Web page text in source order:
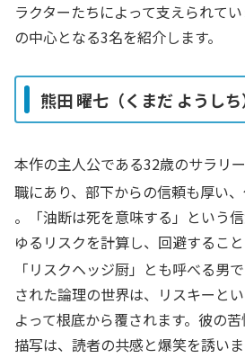
ラクターたちによって支えられて
の中心となる3名を紹介します。
熊田 曜七（くまだ ようしち
本作の主人公である32歳のサラリ
職にあり、部下からの信頼も厚い
。「油断は死を意味する」という
ゆるリスクを計算し、回避するこ
「リスクヘッジ厨」とも呼べる男
された論理の世界は、リスキーと
よって根底から覆されます。彼の
描写は、読者の共感と爆笑を誘い